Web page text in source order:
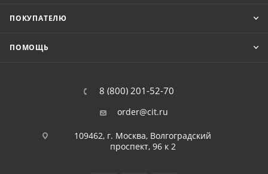
ПОКУПАТЕЛЮ
ПОМОЩЬ
8 (800) 201-52-70
order@cit.ru
109462, г. Москва, Волгоградский
проспект, 96 к 2